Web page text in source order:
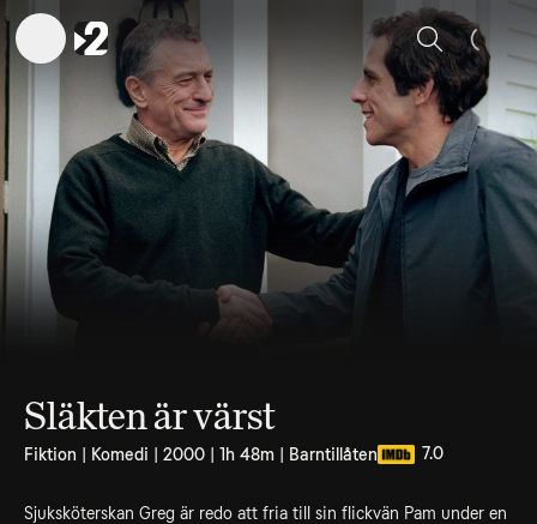
Sök
Släkten är värst
Fiktion | Komedi | 2000 | 1h 48m | Barntillåten 7.0
Sjuksköterskan Greg är redo att fria till sin flickvän Pam under en